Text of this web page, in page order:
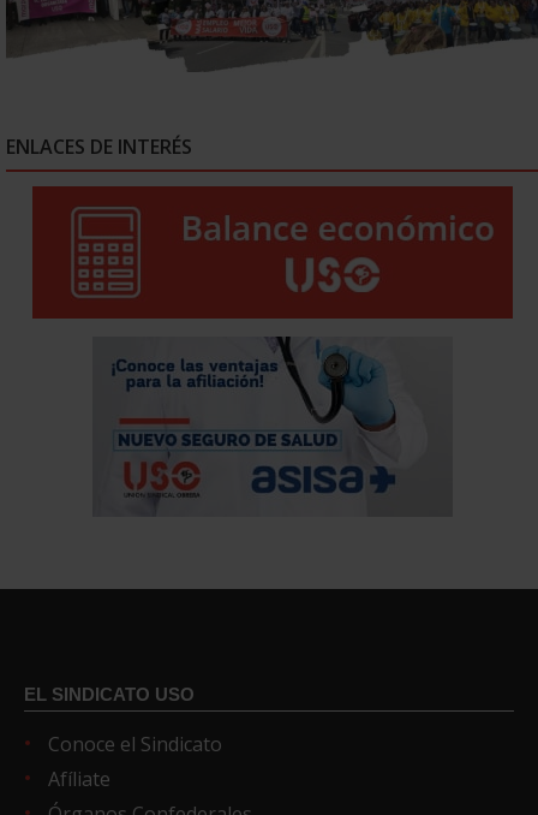
ENLACES DE INTERÉS
EL SINDICATO USO
Conoce el Sindicato
Afíliate